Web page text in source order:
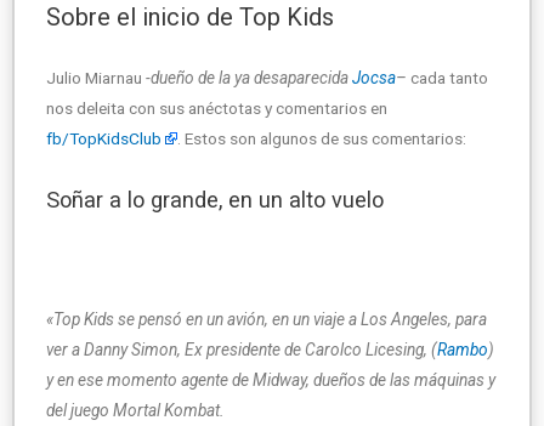
Sobre el inicio de Top Kids
Julio Miarnau -dueño de la ya desaparecidaJocsa– cada tanto
nos deleita con sus anéctotas y comentarios en
fb/TopKidsClub
. Estos son algunos de sus comentarios:
Soñar a lo grande, en un alto vuelo
«Top Kids se pensó en un avión, en un viaje a Los Angeles, para
ver a Danny Simon, Ex presidente de Carolco Licesing, (Rambo)
y en ese momento agente de Midway, dueños de las máquinas y
del juego Mortal Kombat.